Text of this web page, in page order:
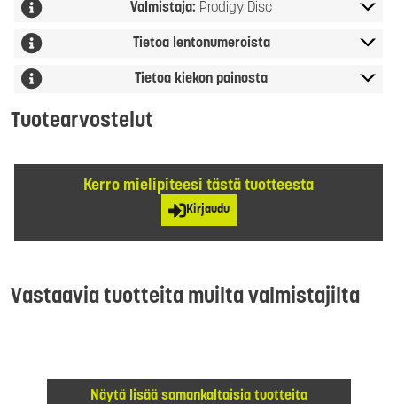
Valmistaja: Prodigy Disc
Tietoa lentonumeroista
Tietoa kiekon painosta
Tuotearvostelut
Kerro mielipiteesi tästä tuotteesta
Kirjaudu
Vastaavia tuotteita muilta valmistajilta
Näytä lisää samankaltaisia tuotteita